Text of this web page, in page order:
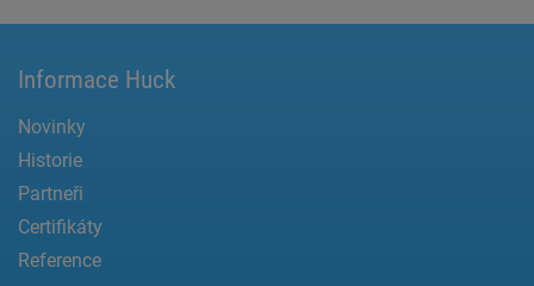
Informace Huck
Novinky
Historie
Partneři
Certifikáty
Reference